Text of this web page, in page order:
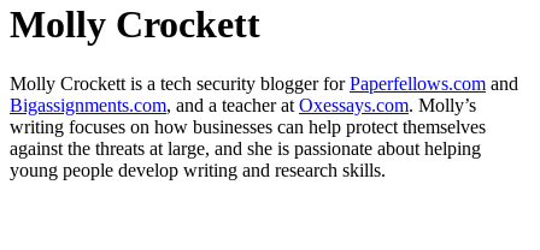
Molly Crockett
Molly Crockett is a tech security blogger forPaperfellows.com and
Bigassignments.com, and a teacher at Oxessays.com. Molly’s
writing focuses on how businesses can help protect themselves
against the threats at large, and she is passionate about helping
young people develop writing and research skills.